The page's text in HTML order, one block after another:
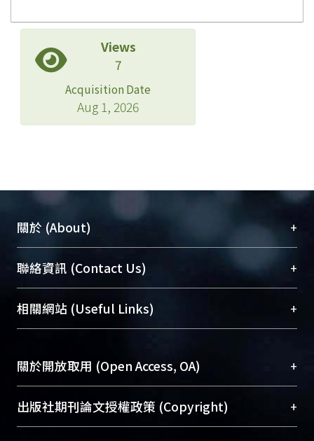
Views
7
Acquisition Date
Aug 1, 2026
關於 (About) +
臺大位居世界頂尖大學之列，為永久珍藏及向國際
展現本校豐碩的研究成果及學術能量，圖書館整合
機構典藏（NTUR）與學術庫（AH）不同功能平
台，成為臺大學術典藏NTU scholars。期能整合研
成果。
To permanently archive and promote researcher
profiles and scholarly works, Library integrates the
services of “NTU Repository” with “Academic
聯絡資訊 (Contact Us) +
總館學科館員(Main Library)
醫學圖書館學科館員(Medical Library)
Sciences Library)
相關網站 (Useful Links) +
關於開放取用 (Open Access, OA) +
開放取用是從使用者角度提升資訊取用性的社會運
動，應用在學術研究上是透過將研究著作公開供使
出版社期刊論文授權政策 (Copyright) +